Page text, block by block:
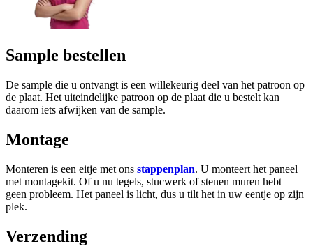
Sample bestellen
De sample die u ontvangt is een willekeurig deel van het patroon op
de plaat. Het uiteindelijke patroon op de plaat die u bestelt kan
daarom iets afwijken van de sample.
Montage
Monteren is een eitje met ons stappenplan. U monteert het paneel
met montagekit. Of u nu tegels, stucwerk of stenen muren hebt –
geen probleem. Het paneel is licht, dus u tilt het in uw eentje op zijn
plek.
Verzending